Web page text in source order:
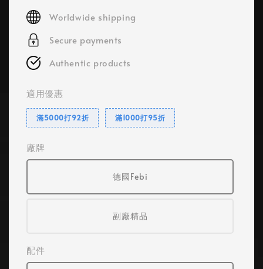
price
Worldwide shipping
Secure payments
Authentic products
適用優惠
滿5000打92折 滿1000打95折
廠牌
德國Febi
副廠精品
配件